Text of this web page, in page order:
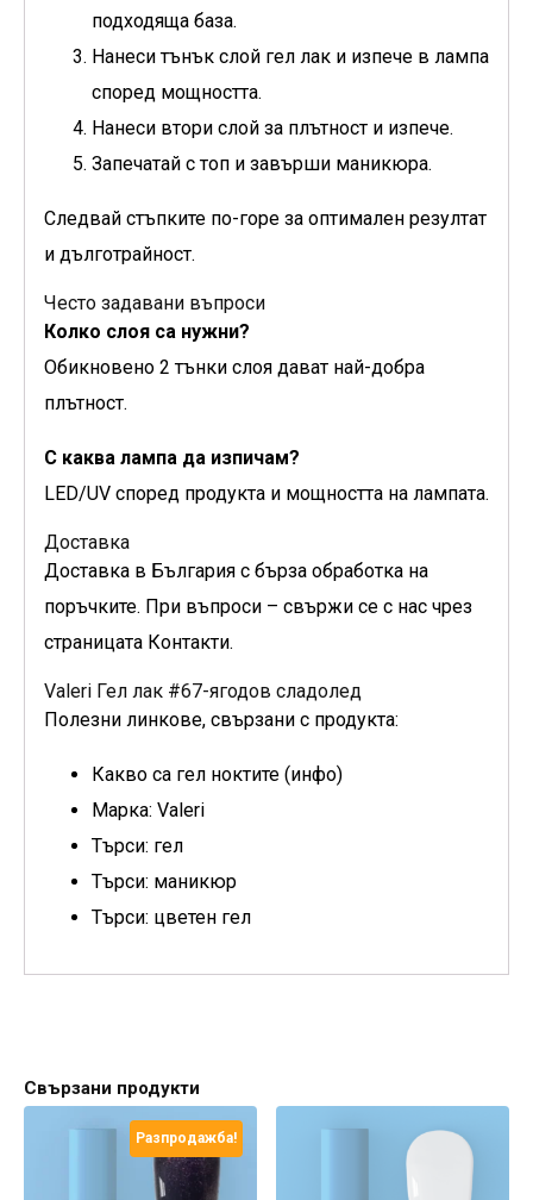
подходяща база.
Нанеси тънък слой гел лак и изпече в лампа
според мощността.
Нанеси втори слой за плътност и изпече.
Запечатай с топ и завърши маникюра.
Следвай стъпките по-горе за оптимален резултат
и дълготрайност.
Често задавани въпроси
Колко слоя са нужни?
Обикновено 2 тънки слоя дават най-добра
плътност.
С каква лампа да изпичам?
LED/UV според продукта и мощността на лампата.
Доставка
Доставка в България с бърза обработка на
поръчките. При въпроси – свържи се с нас чрез
страницата Контакти.
Valeri Гел лак #67-ягодов сладолед
Полезни линкове, свързани с продукта:
Какво са гел ноктите (инфо)
Марка: Valeri
Търси: гел
Търси: маникюр
Търси: цветен гел
Свързани продукти
Разпродажба!